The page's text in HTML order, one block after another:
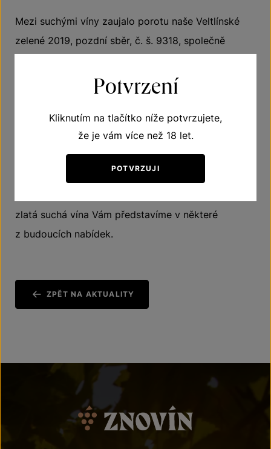
Mezi suchými víny zaujalo porotu naše Veltlínské
zelené 2019, pozdní sběr, č. š. 9318, společně
a Chardonnay 2019, pozdní sběr, č. š. 9336.
Oceněné Tramíny červené, stejně jako spoustu
dalších vín, můžete zakoupit nanašich prodejnách
zlatá suchá vína Vám představíme v některé
z budoucích nabídek.
ZPĚT NA AKTUALITY
Potvrzení
Kliknutím na tlačítko níže potvrzujete,
že je vám více než 18 let.
POTVRZUJI